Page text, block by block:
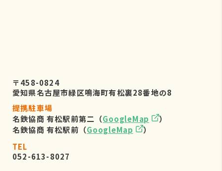
〒458-0824
愛知県名古屋市緑区鳴海町有松裏28番地の8
提携駐車場
名鉄協商 有松駅前第二（GoogleMap
）
名鉄協商 有松駅前（GoogleMap
）
TEL
052-613-8027